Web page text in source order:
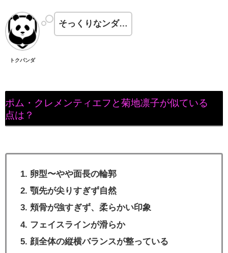
トクパンダ
そっくりなンダ…
ポム・クレメンティエフと菊地凛子が似ている
点は？
卵型〜やや面長の輪郭
顎先が尖りすぎず自然
頬骨が強すぎず、柔らかい印象
フェイスラインが滑らか
顔全体の縦横バランスが整っている